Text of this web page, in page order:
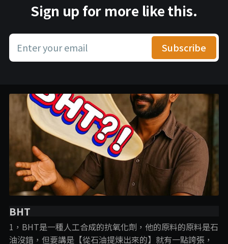
Sign up for more like this.
Enter your email Subscribe
BHT
1，BHT是一種人工合成的抗氧化劑，他的原料的原料是石
油沒錯，但要講是【從石油提煉出來的】就有一點誇張，